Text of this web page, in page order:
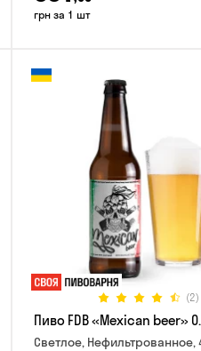
грн за 1 шт
(2)
Пиво FDB «Mexican beer»
Светлое, Нефильтрованное,